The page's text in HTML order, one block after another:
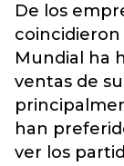
De los
Mundial ha
ventas de
han
ver los